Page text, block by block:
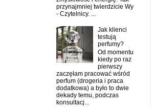
przynajmniej twierdzicie Wy
- Czytelnicy. ...
Jak klienci
testują
perfumy?
Od momentu
kiedy po raz
pierwszy
zaczęłam pracować wśród
perfum (drogeria i praca
dodatkowa) a było to dwie
dekady temu, podczas
konsultacj...